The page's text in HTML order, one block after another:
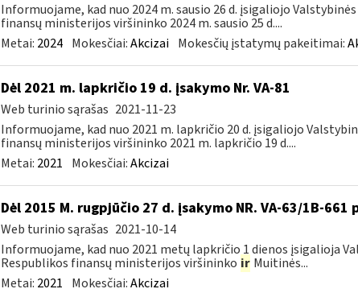
Informuojame, kad nuo 2024 m. sausio 26 d. įsigaliojo Valstybinės
finansų ministerijos viršininko 2024 m. sausio 25 d....
Metai: 2024 Mokesčiai:Akcizai Mokesčių įstatymų pakeitimai:
Dėl 2021 m. lapkričio 19 d. įsakymo Nr. VA-81
Web turinio sąrašas 2021-11-23
Informuojame, kad nuo 2021 m. lapkričio 20 d. įsigaliojo
finansų ministerijos viršininko 2021 m. lapkričio 19 d....
Metai: 2021 Mokesčiai:Akcizai
Dėl 2015 M. rugpjūčio 27 d. įsakymo NR. VA-63/1B-661
Web turinio sąrašas 2021-10-14
Informuojame, kad nuo 2021 metų lapkričio 1 dienos įsigalioja
Respublikos finansų ministerijos viršininko ir Muitinės...
Metai: 2021 Mokesčiai:Akcizai